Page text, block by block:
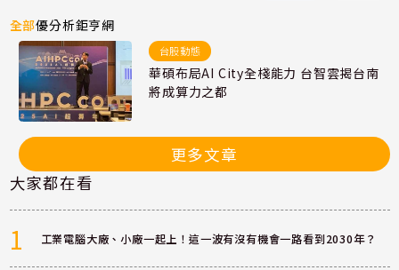
全部優分析鉅亨網
台股動態
華碩布局AI City全棧能力 台智雲揭台南
將成算力之都
更多文章
大家都在看
1 工業電腦大廠、小廠一起上！這一波有沒有機會一路看到2030年？